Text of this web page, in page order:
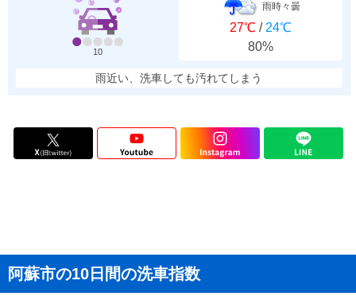
10
雨時々曇
27℃ / 24℃
80%
雨近い、洗車しても汚れてしまう
阿蘇市の10日間の洗車指数